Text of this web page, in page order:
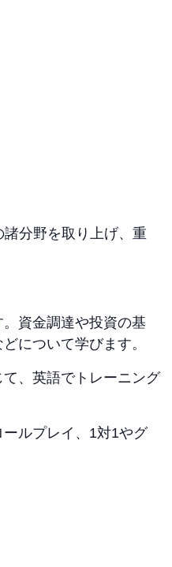
分野を取り上げ、重
資金調達や投資の基
について学びます。
、英語でトレーニング
ルプレイ、1対1やグ